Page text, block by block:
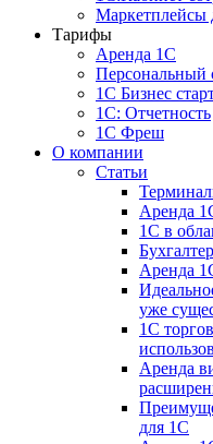
Маркетплейсы
Тарифы
Аренда 1С
Персональный
1С Бизнес
1С: Отчетность
1C Фреш
О компании
Статьи
Аренда
1С в
Аренда
уже
1С
Аренда
для 1С